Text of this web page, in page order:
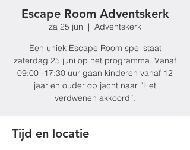
Escape Room Adventskerk
za 25 jun
  |
Adventskerk
Een uniek Escape Room spel staat
zaterdag 25 juni op het programma. Vanaf
09:00 -17:30 uur gaan kinderen vanaf 12
jaar en ouder op jacht naar “Het
verdwenen akkoord”.
Tijd en locatie